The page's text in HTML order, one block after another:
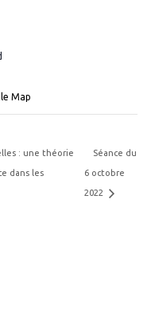
Map
: une théorie
dans les
Séance du
6 octobre
2022